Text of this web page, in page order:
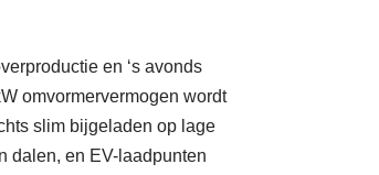
en ‘s avonds
omvormervermogen wordt
slim bijgeladen op lage
dalen, en EV-laadpunten